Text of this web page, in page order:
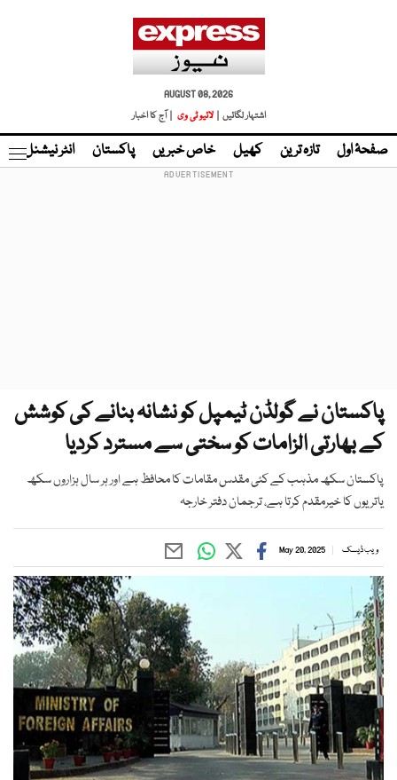
AUGUST 08, 2026
اشتہار لگائیں |
لائیو ٹی وی | آج کا اخبار
صفحۂ اول تازہ ترین کھیل خاص خبریں پاکستان انٹر نیشنل
پاکستان نے گولڈن ٹیمپل کو نشانہ بنانے کی کوشش
کے بھارتی الزامات کو سختی سے مسترد کردیا
پاکستان سکھ مذہب کے کئی مقدس مقامات کا محافظ ہے اور ہر سال ہزاروں سکھ
یاتریوں کا خیرمقدم کرتا ہے، ترجمان دفتر خارجہ
ویب ڈیسک May 20, 2025